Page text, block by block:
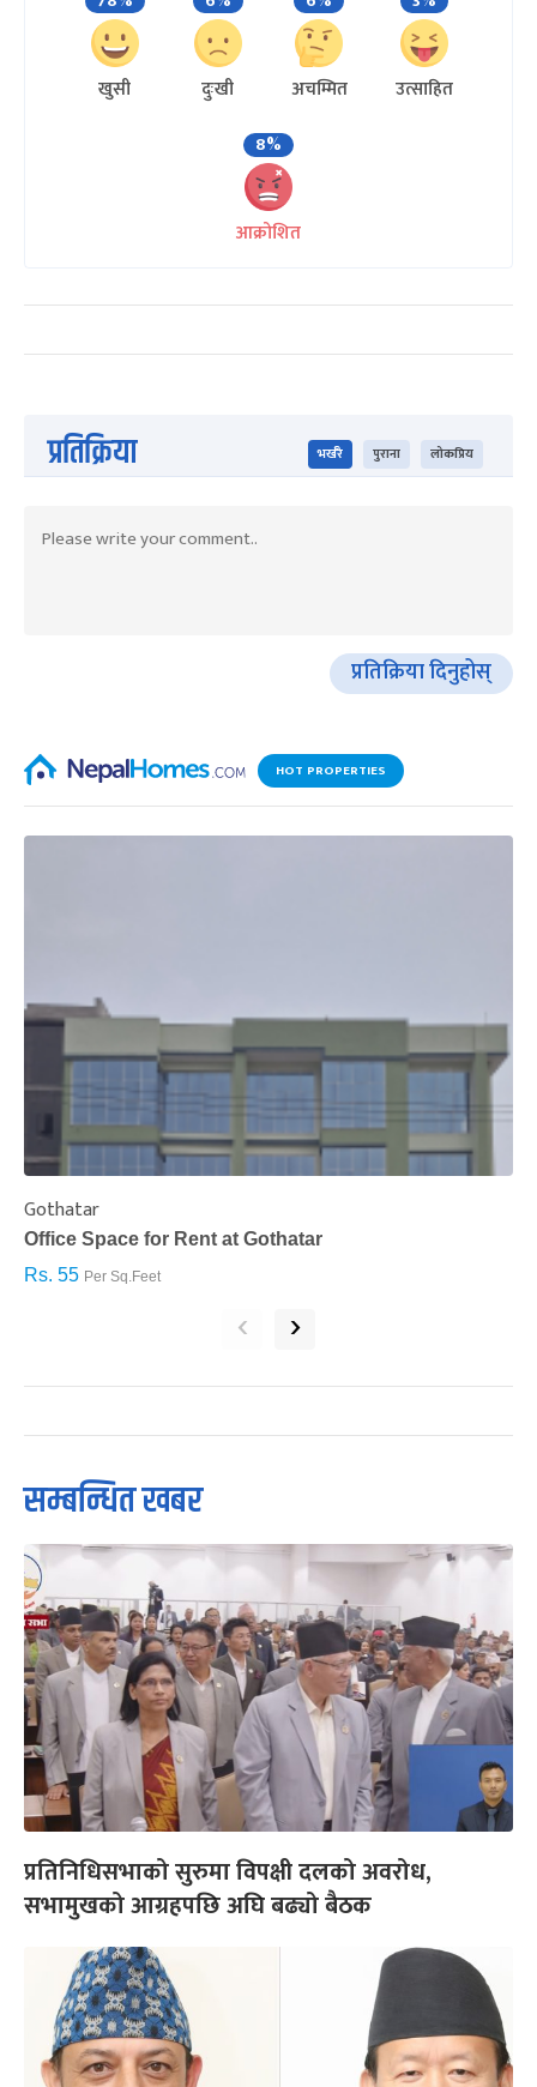
खुसी दुःखी अचम्मित
उत्साहित
8%
आक्रोशित
प्रतिक्रिया भर्खरै पुराना लोकप्रिय
प्रतिक्रिया दिनुहोस्
HOT PROPERTIES
Gothatar
Office Space for Rent at Gothatar
Rs. 55 Per Sq.Feet
‹ ›
सम्बन्धित खबर
प्रतिनिधिसभाको सुरुमा विपक्षी दलको अवरोध,
सभामुखको आग्रहपछि अघि बढ्यो बैठक